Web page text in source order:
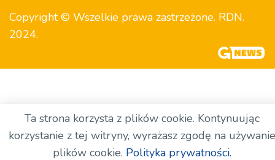
Copyright © Wszelkie prawa zastrzeżone. RDN.
2024.
Ta strona korzysta z plików cookie. Kontynuując
korzystanie z tej witryny, wyrażasz zgodę na używanie
plików cookie. Polityka prywatności.